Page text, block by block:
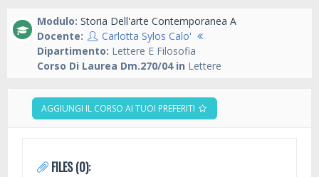
Modulo: Storia Dell'arte Contemporanea A
Docente:
Carlotta Sylos Calo'
Dipartimento: Lettere E Filosofia
Corso Di Laurea Dm.270/04 in Lettere
AGGIUNGI IL CORSO AI TUOI PREFERITI
FILES (0):